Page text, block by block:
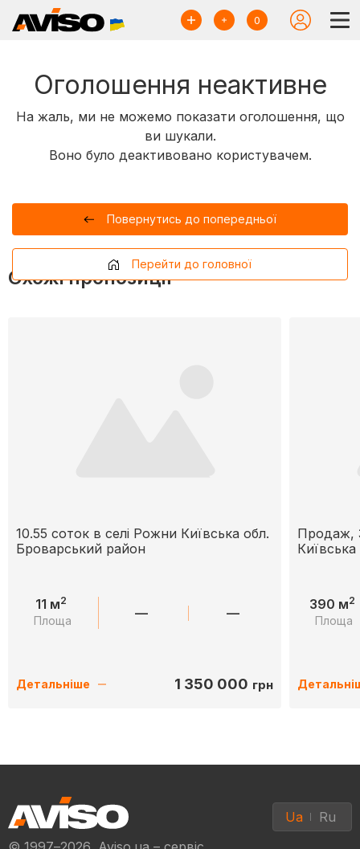
0
Оголошення неактивне
На жаль, ми не можемо показати оголошення, що
ви шукали.
Воно було деактивовано користувачем.
Повернутись до попередньої
Перейти до головної
Схожі пропозиції
10.55 соток в селі Рожни Київська обл.
Броварський район
11 м2
Площа — —
Детальніше 1 350 000 грн
Продаж,
390 м2
Площа
Ua Ru